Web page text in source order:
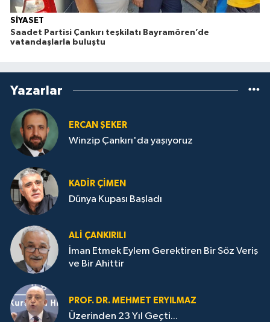
SİYASET
Saadet Partisi Çankırı teşkilatı Bayramören’de
vatandaşlarla buluştu
Yazarlar
ERCAN ŞEKER
Winzip Çankırı'da yaşıyoruz
KADIR ÇIMEN
Dünya Kupası Başladı
ALI ÇANKIRILI
İman Etmek Eylem Gerektiren Bir Söz Veriş
ve Bir Ahittir
PROF. DR. MEHMET ERYILMAZ
Üzerinden 23 Yıl Geçti...